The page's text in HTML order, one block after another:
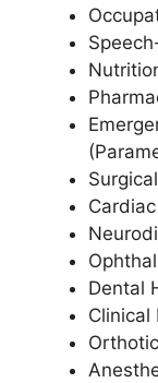
Dental
Clinical